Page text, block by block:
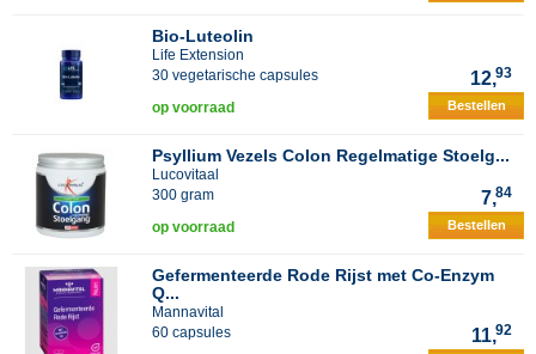
Bio-Luteolin
Life Extension
30 vegetarische capsules
12,93
op voorraad Bestellen
Psyllium Vezels Colon Regelmatige Stoelg...
Lucovitaal
300 gram
7,84
op voorraad Bestellen
Gefermenteerde Rode Rijst met Co-Enzym
Q...
Mannavital
60 capsules
11,92